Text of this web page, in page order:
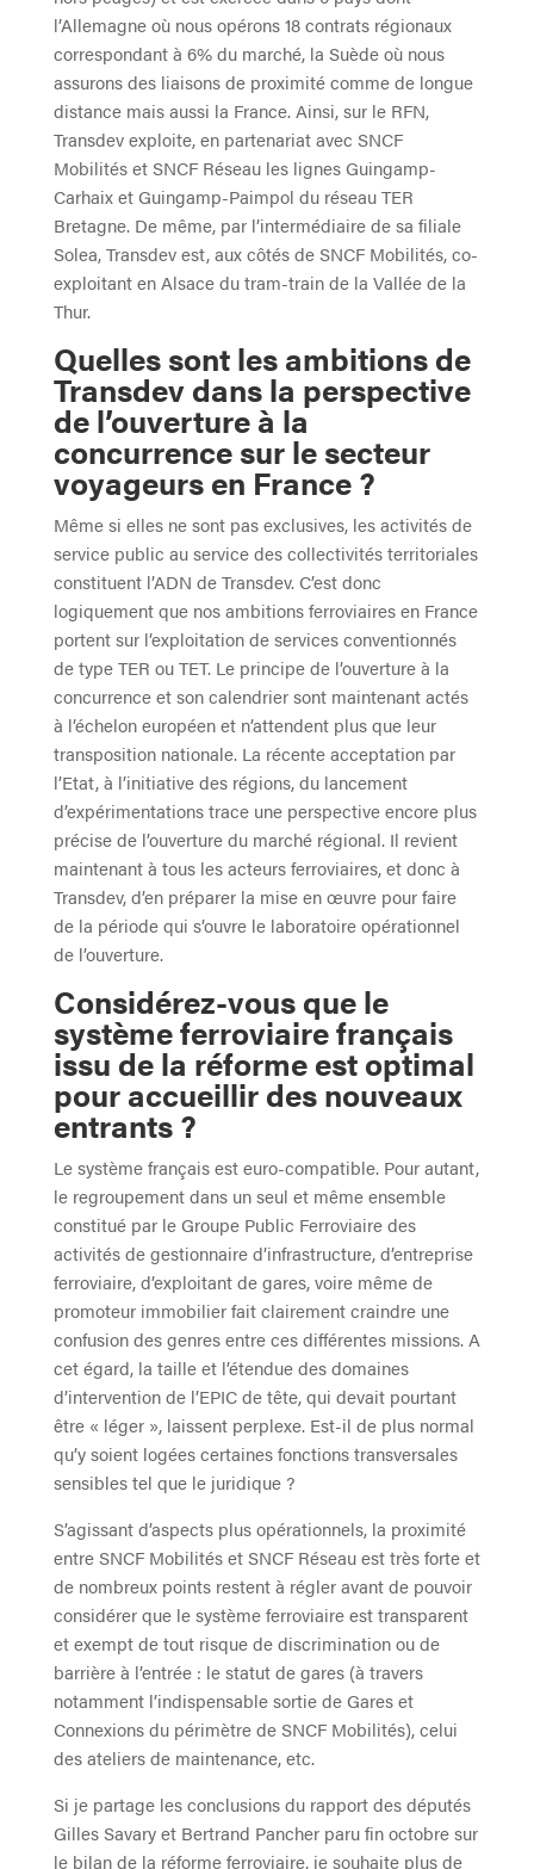
l’Allemagne où nous opérons 18 contrats régionaux
correspondant à 6% du marché, la Suède où nous
assurons des liaisons de proximité comme de longue
distance mais aussi la France. Ainsi, sur le RFN,
Transdev exploite, en partenariat avec SNCF
Mobilités et SNCF Réseau les lignes Guingamp-
Carhaix et Guingamp-Paimpol du réseau TER
Bretagne. De même, par l’intermédiaire de sa filiale
Solea, Transdev est, aux côtés de SNCF Mobilités, co-
exploitant en Alsace du tram-train de la Vallée de la
Thur.
Quelles sont les ambitions de
Transdev dans la perspective
de l’ouverture à la
concurrence sur le secteur
voyageurs en France ?
Même si elles ne sont pas exclusives, les activités de
service public au service des collectivités territoriales
constituent l’ADN de Transdev. C’est donc
logiquement que nos ambitions ferroviaires en France
portent sur l’exploitation de services conventionnés
de type TER ou TET. Le principe de l’ouverture à la
concurrence et son calendrier sont maintenant actés
à l’échelon européen et n’attendent plus que leur
transposition nationale. La récente acceptation par
l’Etat, à l’initiative des régions, du lancement
d’expérimentations trace une perspective encore plus
précise de l’ouverture du marché régional. Il revient
maintenant à tous les acteurs ferroviaires, et donc à
Transdev, d’en préparer la mise en œuvre pour faire
de la période qui s’ouvre le laboratoire opérationnel
de l’ouverture.
Considérez-vous que le
système ferroviaire français
issu de la réforme est optimal
pour accueillir des nouveaux
entrants ?
Le système français est euro-compatible. Pour autant,
le regroupement dans un seul et même ensemble
constitué par le Groupe Public Ferroviaire des
activités de gestionnaire d’infrastructure, d’entreprise
ferroviaire, d’exploitant de gares, voire même de
promoteur immobilier fait clairement craindre une
confusion des genres entre ces différentes missions. A
cet égard, la taille et l’étendue des domaines
d’intervention de l’EPIC de tête, qui devait pourtant
être « léger », laissent perplexe. Est-il de plus normal
qu’y soient logées certaines fonctions transversales
sensibles tel que le juridique ?
S’agissant d’aspects plus opérationnels, la proximité
entre SNCF Mobilités et SNCF Réseau est très forte et
de nombreux points restent à régler avant de pouvoir
considérer que le système ferroviaire est transparent
et exempt de tout risque de discrimination ou de
barrière à l’entrée : le statut de gares (à travers
notamment l’indispensable sortie de Gares et
Connexions du périmètre de SNCF Mobilités), celui
des ateliers de maintenance, etc.
Si je partage les conclusions du rapport des députés
Gilles Savary et Bertrand Pancher paru fin octobre sur
le bilan de la réforme ferroviaire, je souhaite plus de